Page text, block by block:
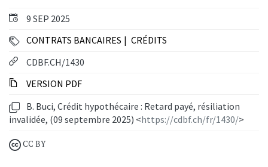
9 SEP 2025
CONTRATS BANCAIRES
CRÉDITS
CDBF.CH/1430
VERSION PDF
B. Buci, Crédit hypothécaire : Retard payé, résiliation
invalidée, (09 septembre 2025) <https://cdbf.ch/fr/1430/>
CC BY